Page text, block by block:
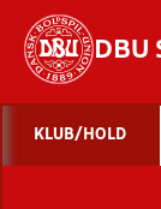
DBU
KLUB/HOLD